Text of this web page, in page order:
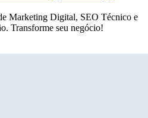
Marketing Digital, SEO Técnico e
Transforme seu negócio!